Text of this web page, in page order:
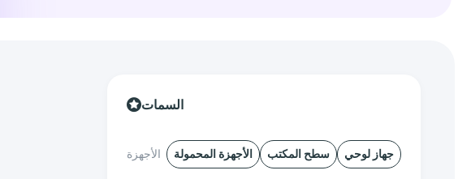
السمات
الأجهزة الأجهزة المحمولة سطح المكتب جهاز لوحي